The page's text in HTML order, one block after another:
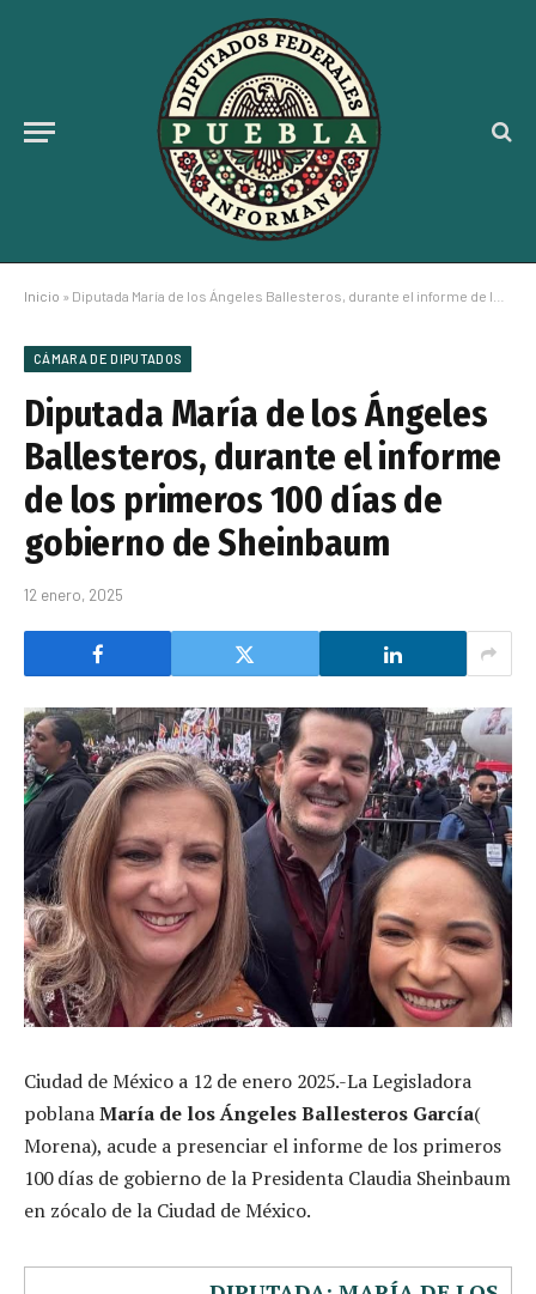
Inicio » Diputada María de los Ángeles Ballesteros, durante el informe de los primeros 100 días de gobierno de Sheinbaum
CÁMARA DE DIPUTADOS
Diputada María de los Ángeles
Ballesteros, durante el informe
de los primeros 100 días de
gobierno de Sheinbaum
12 enero, 2025
Ciudad de México a 12 de enero 2025.-La Legisladora
poblanaMaría de los Ángeles Ballesteros García(
Morena), acude a presenciar el informe de los primeros
100 días de gobierno de la Presidenta Claudia Sheinbaum
en zócalo de la Ciudad de México.